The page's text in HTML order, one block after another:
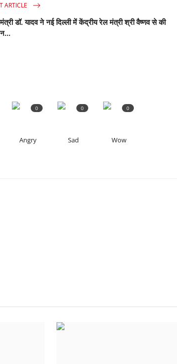
ARTICLE
डॉ. यादव ने नई दिल्ली में केंद्रीय रेल मंत्री श्री वैष्णव से की
Angry
0
Sad
0
Wow
0